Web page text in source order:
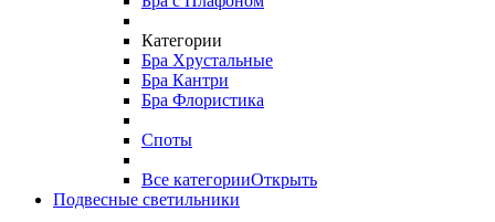
Категории
Бра Хрустальные
Бра Кантри
Бра Флористика
Споты
Все категорииОткрыть
Подвесные светильники